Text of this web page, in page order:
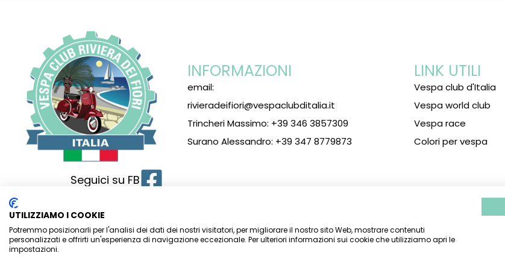
Seguici su FB
INFORMAZIONI
email:
rivieradeifiori@vespaclubditalia.it
Trincheri Massimo: +39 346 3857309
Surano Alessandro: +39 347 8779873
LINK UTILI
Vespa club d'Italia
Vespa world club
Vespa race
Colori per vespa
Vespa Club Riviera dei Fiori – SEDE LEGALE:P.zza Ruffini, 7 – c/o Studio Di Rocco associati – 18012 BORDIGHERA (IM)
Presidente 15, 18033 CAMPOROSSO (IM)–
UTILIZZIAMO I COOKIE
Potremmo posizionarli per l'analisi dei dati dei nostri visitatori, per migliorare il nostro sito Web, mostrare contenuti
personalizzati e offrirti un'esperienza di navigazione eccezionale. Per ulteriori informazioni sui cookie che utilizziamo apri le
impostazioni.